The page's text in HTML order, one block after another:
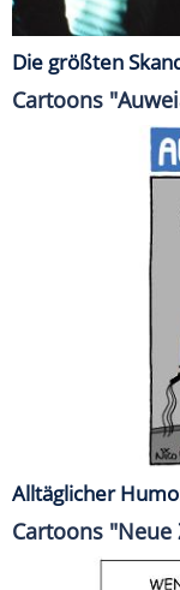
Die größten
Cartoons
Alltäglicher
Cartoons "Neue